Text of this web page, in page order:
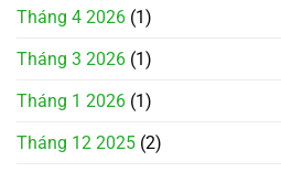
Tháng 4 2026 (1)
Tháng 3 2026 (1)
Tháng 1 2026 (1)
Tháng 12 2025 (2)